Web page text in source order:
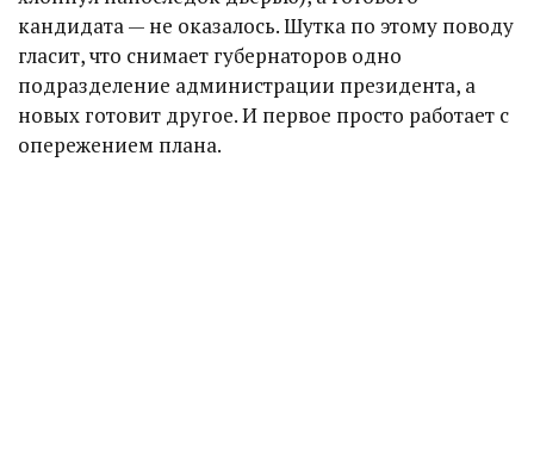
кандидата — не оказалось. Шутка по этому поводу
гласит, что снимает губернаторов одно
подразделение администрации президента, а
новых готовит другое. И первое просто работает с
опережением плана.